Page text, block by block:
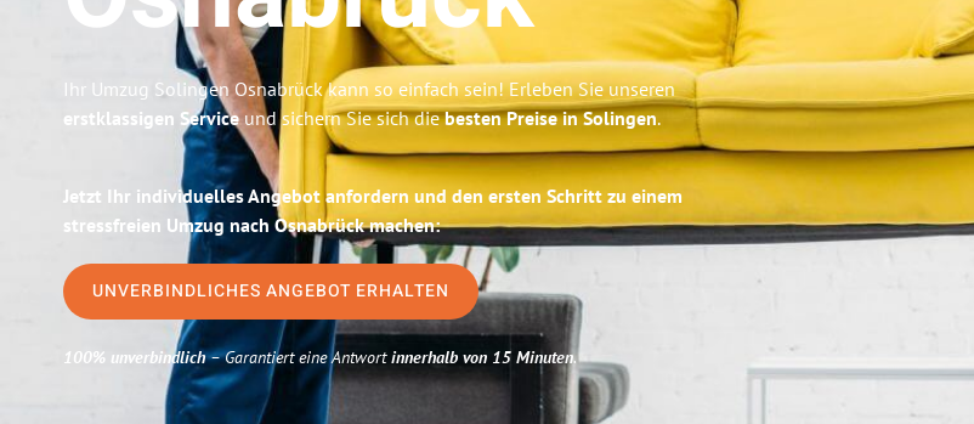
Ihr Umzug Solingen Osnabrück kann so einfach sein! Erleben Sie unseren
erstklassigen Serviceund sichern Sie sich diebesten Preise in Solingen.
Jetzt Ihr individuelles Angebot anfordern und den ersten Schritt zu einem
stressfreien Umzug nach Osnabrück machen:
UNVERBINDLICHES ANGEBOT ERHALTEN
100% unverbindlich– Garantiert eine Antwortinnerhalb von 15 Minuten.